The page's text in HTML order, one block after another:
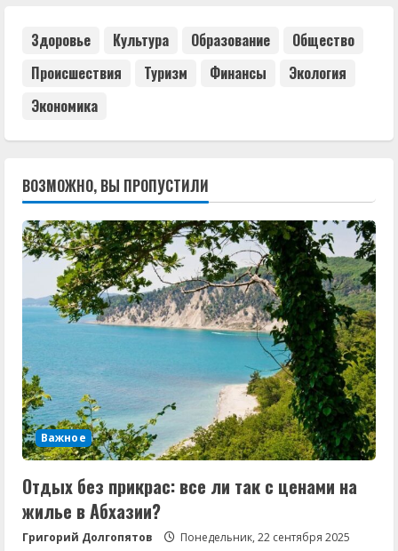
Здоровье Культура Образование
Общество
Происшествия
Туризм Финансы
Экология
Экономика
ВОЗМОЖНО, ВЫ ПРОПУСТИЛИ
Важное
Отдых без прикрас: все ли так с ценами на
жилье в Абхазии?
Григорий Долгопятов Понедельник, 22 сентября 2025